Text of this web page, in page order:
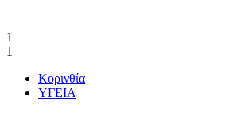
1
1
Κορινθία
ΥΓΕΙΑ